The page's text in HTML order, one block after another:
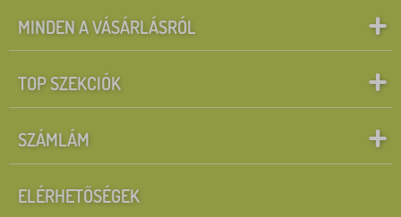
MINDEN A VÁSÁRLÁSRÓL
TOP SZEKCIÓK
SZÁMLÁM
ELÉRHETŐSÉGEK